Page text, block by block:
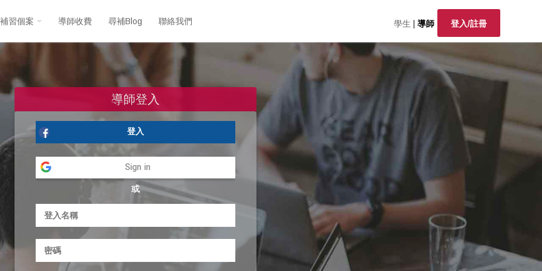
補習個案 導師收費 尋補Blog 聯絡我們 學生 導師 登入/註冊
導師登入
登入
Sign in
或